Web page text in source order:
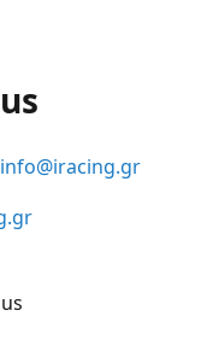
info@iracing.gr